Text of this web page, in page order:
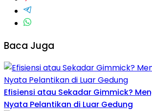
Baca Juga
Efisiensi atau Sekadar Gimmick?
Nyata Pelantikan di Luar Gedung